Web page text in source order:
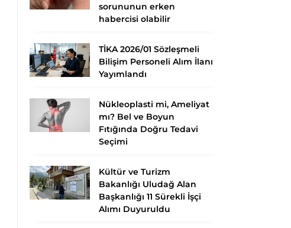
sorununun erken
habercisi olabilir
TİKA 2026/01 Sözleşmeli
Bilişim Personeli Alım İlanı
Yayımlandı
Nükleoplasti mi, Ameliyat
mı? Bel ve Boyun
Fıtığında Doğru Tedavi
Seçimi
Kültür ve Turizm
Bakanlığı Uludağ Alan
Başkanlığı 11 Sürekli İşçi
Alımı Duyuruldu